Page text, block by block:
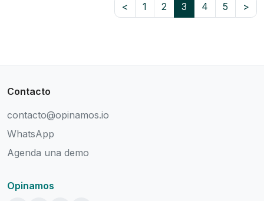
< 1 2 3 4 5 >
Contacto
contacto@opinamos.io
WhatsApp
Agenda una demo
Opinamos